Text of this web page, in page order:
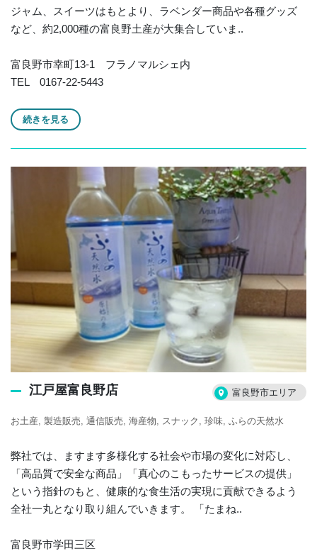
ジャム、スイーツはもとより、ラベンダー商品や各種グッズ
など、約2,000種の富良野土産が大集合していま..
富良野市幸町13-1 フラノマルシェ内
TEL 0167-22-5443
続きを見る
江戸屋富良野店 富良野市エリア
お土産 製造販売 通信販売 海産物 スナック 珍味 ふらの天然水
弊社では、ますます多様化する社会や市場の変化に対応し、
「高品質で安全な商品」「真心のこもったサービスの提供」
という指針のもと、健康的な食生活の実現に貢献できるよう
全社一丸となり取り組んでいきます。 「たまね..
富良野市学田三区